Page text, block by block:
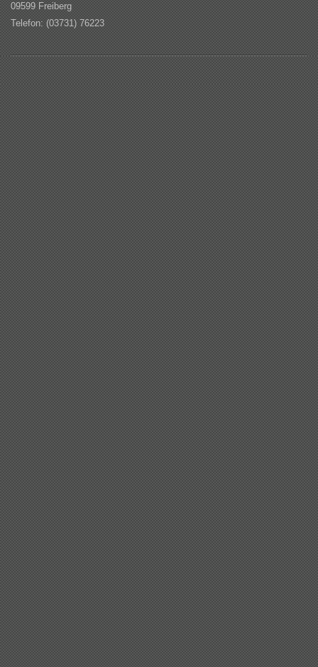
09599 Freiberg
Telefon: (03731) 76223